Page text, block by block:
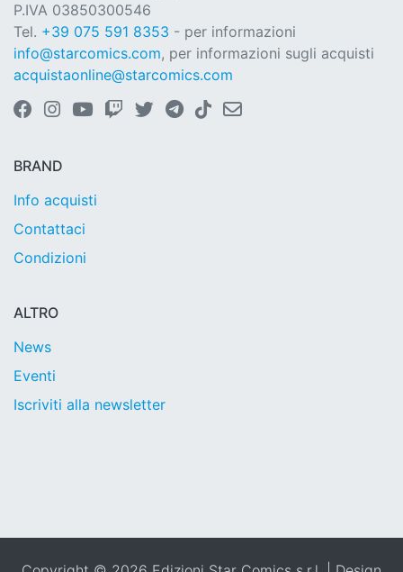
P.IVA 03850300546
Tel. +39 075 591 8353 - per informazioni
info@starcomics.com, per informazioni sugli acquisti
acquistaonline@starcomics.com
BRAND
Info acquisti
Contattaci
Condizioni
ALTRO
News
Eventi
Iscriviti alla newsletter